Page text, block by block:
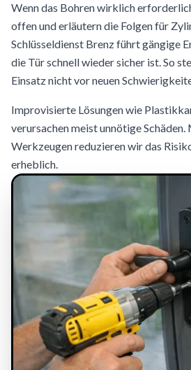
Wenn das Bohren wirklich
offen und erläutern die Folgen für
Schlüsseldienst Brenz führt gängige
die Tür schnell wieder sicher ist. So
Einsatz nicht vor neuen
Improvisierte Lösungen wie
verursachen meist unnötige
Werkzeugen reduzieren wir das
erheblich.